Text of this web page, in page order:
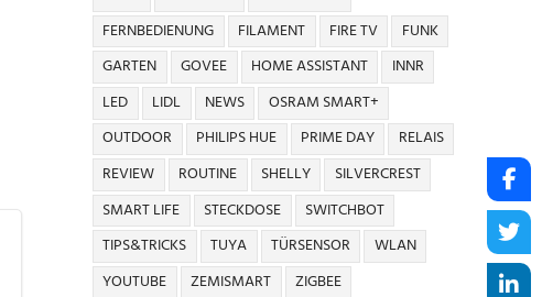
FERNBEDIENUNG
FILAMENT FIRE TV
FUNK
GARTEN
GOVEE HOME ASSISTANT
INNR
LED
LIDL NEWS
OSRAM SMART+
OUTDOOR
PHILIPS HUE PRIME DAY
RELAIS
REVIEW
ROUTINE SHELLY
SILVERCREST
SMART LIFE
STECKDOSE
SWITCHBOT
TIPS&TRICKS
TUYA TÜRSENSOR
WLAN
YOUTUBE
ZEMISMART ZIGBEE